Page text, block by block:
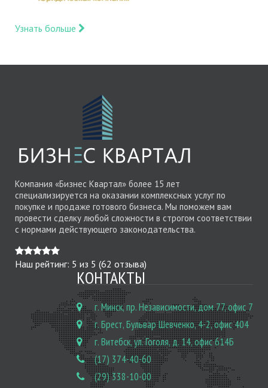
Узнать больше
Компания «Бизнес Квартал» более 15 лет
специализируется на оказании комплексных услуг по
покупке и продаже готового бизнеса. Мы поможем вам
провести сделку любой сложности в строгом соответствии
с нормами действующего законодательства.
Наш рейтинг: 5 из 5 (62 отзыва)
КОНТАКТЫ
г. Минск, пр. Независимости, дом 77, офис 7
г. Брест, Бульвар Шевченко, 4-2, офис 404
г. Витебск, ул. Гоголя, д. 14, офис 614Б
(17) 374-40-60
(29) 338-10-00